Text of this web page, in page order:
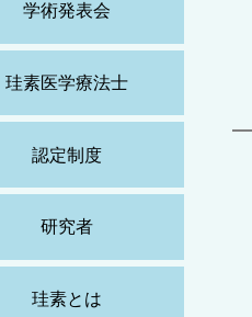
学術発表会
珪素医学療法士
認定制度
研究者
珪素とは